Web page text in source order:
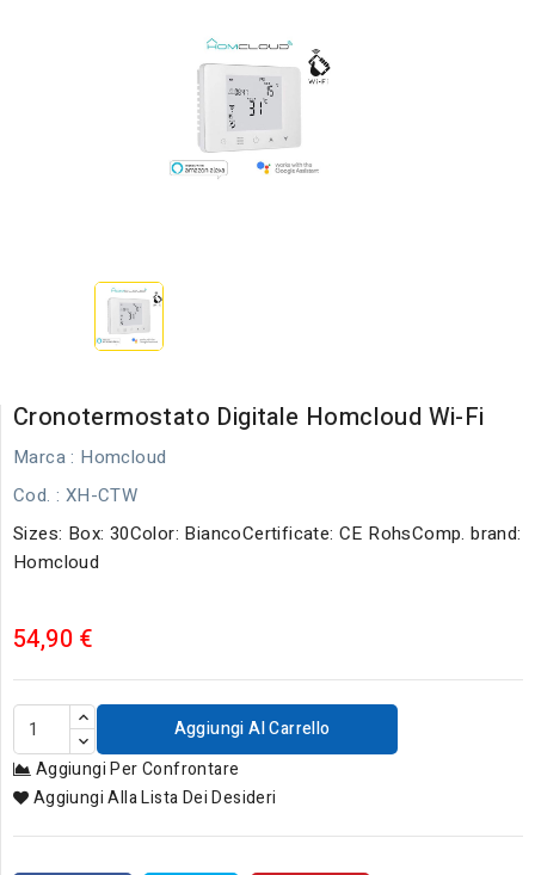
Cronotermostato Digitale Homcloud Wi-Fi
Marca : Homcloud
Cod. : XH-CTW
Sizes: Box: 30Color: BiancoCertificate: CE RohsComp. brand:
Homcloud
54,90 €
Aggiungi Al Carrello
Aggiungi Per Confrontare
Aggiungi Alla Lista Dei Desideri